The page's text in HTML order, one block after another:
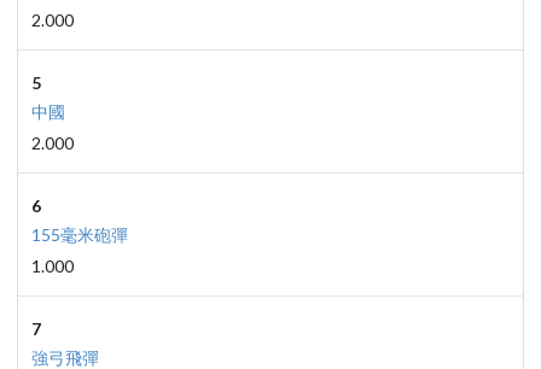
2.000
5
中國
2.000
6
155毫米砲彈
1.000
7
強弓飛彈